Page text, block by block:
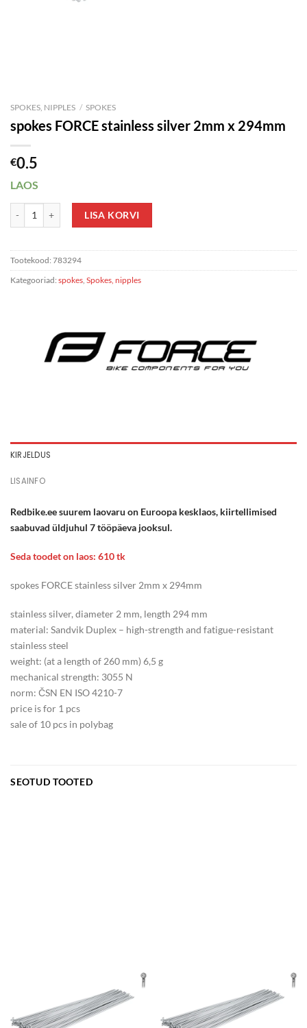
SPOKES, NIPPLES / SPOKES
spokes FORCE stainless silver 2mm x 294mm
€0.5
LAOS
LISA KORVI
Tootekood: 783294
Kategooriad: spokes Spokes, nipples
KIRJELDUS
LISAINFO
Redbike.ee suurem laovaru on Euroopa kesklaos, kiirtellimised
saabuvad üldjuhul 7 tööpäeva jooksul.
Seda toodet on laos: 610 tk
spokes FORCE stainless silver 2mm x 294mm
stainless silver, diameter 2 mm, length 294 mm
material: Sandvik Duplex – high-strength and fatigue-resistant
stainless steel
weight: (at a length of 260 mm) 6,5 g
mechanical strength: 3055 N
norm: ČSN EN ISO 4210-7
price is for 1 pcs
sale of 10 pcs in polybag
SEOTUD TOOTED